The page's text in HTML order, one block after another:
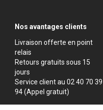
Nos avantages clients
Livraison offerte en point
relais
Retours gratuits sous 15
jours
Service client au 02 40 70 39
94 (Appel gratuit)